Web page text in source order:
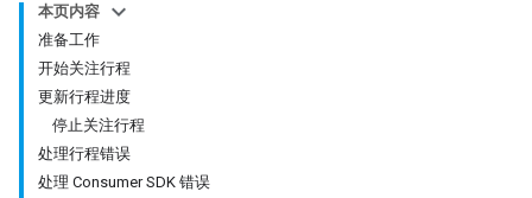
本页内容
准备工作
开始关注行程
更新行程进度
停止关注行程
处理行程错误
处理 Consumer SDK 错误